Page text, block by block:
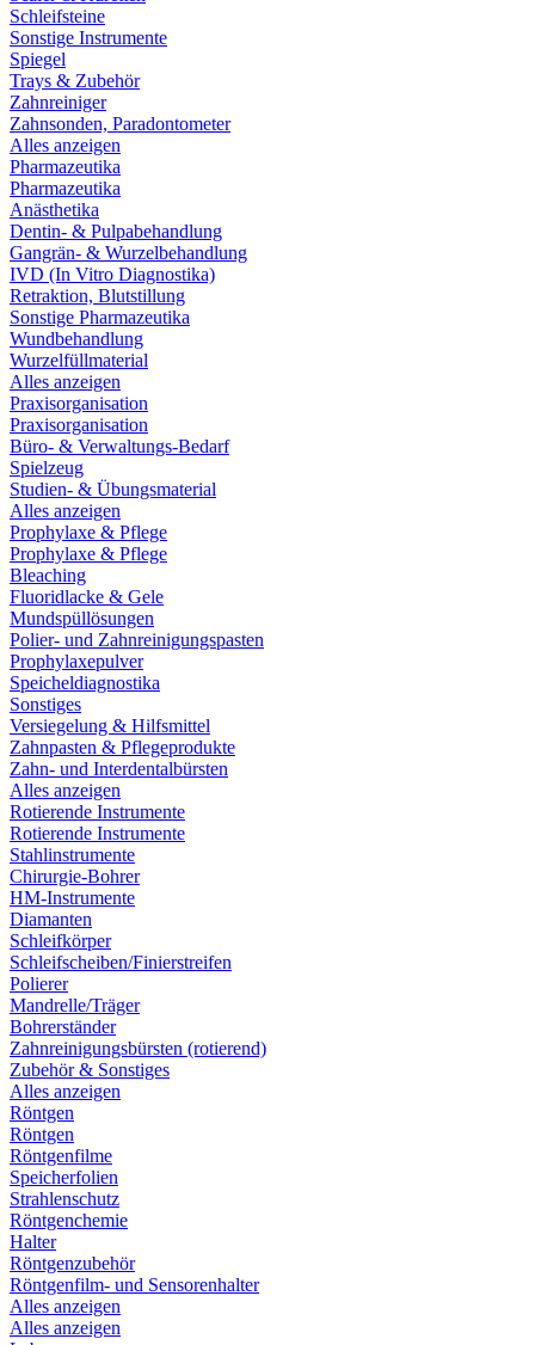
Schleifsteine
Sonstige Instrumente
Spiegel
Trays & Zubehör
Zahnreiniger
Zahnsonden, Paradontometer
Alles anzeigen
Pharmazeutika
Pharmazeutika
Anästhetika
Dentin- & Pulpabehandlung
Gangrän- & Wurzelbehandlung
IVD (In Vitro Diagnostika)
Retraktion, Blutstillung
Sonstige Pharmazeutika
Wundbehandlung
Wurzelfüllmaterial
Alles anzeigen
Praxisorganisation
Praxisorganisation
Büro- & Verwaltungs-Bedarf
Spielzeug
Studien- & Übungsmaterial
Alles anzeigen
Prophylaxe & Pflege
Prophylaxe & Pflege
Bleaching
Fluoridlacke & Gele
Mundspüllösungen
Polier- und Zahnreinigungspasten
Prophylaxepulver
Speicheldiagnostika
Sonstiges
Versiegelung & Hilfsmittel
Zahnpasten & Pflegeprodukte
Zahn- und Interdentalbürsten
Alles anzeigen
Rotierende Instrumente
Rotierende Instrumente
Stahlinstrumente
Chirurgie-Bohrer
HM-Instrumente
Diamanten
Schleifkörper
Schleifscheiben/Finierstreifen
Polierer
Mandrelle/Träger
Bohrerständer
Zahnreinigungsbürsten (rotierend)
Zubehör & Sonstiges
Alles anzeigen
Röntgen
Röntgen
Röntgenfilme
Speicherfolien
Strahlenschutz
Röntgenchemie
Halter
Röntgenzubehör
Röntgenfilm- und Sensorenhalter
Alles anzeigen
Alles anzeigen